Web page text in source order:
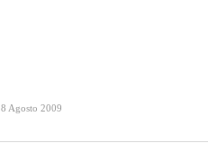
8 Agosto 2009